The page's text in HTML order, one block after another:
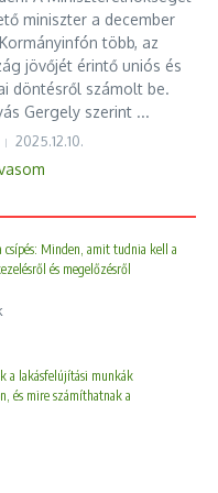
miniszter a december
több, az
jövőjét érintő uniós és
döntésről számolt be.
Gergely szerint ...
2025.12.10.
csípés: Minden, amit tudnia kell a
és megelőzésről
a lakásfelújítási munkák
és mire számíthatnak a